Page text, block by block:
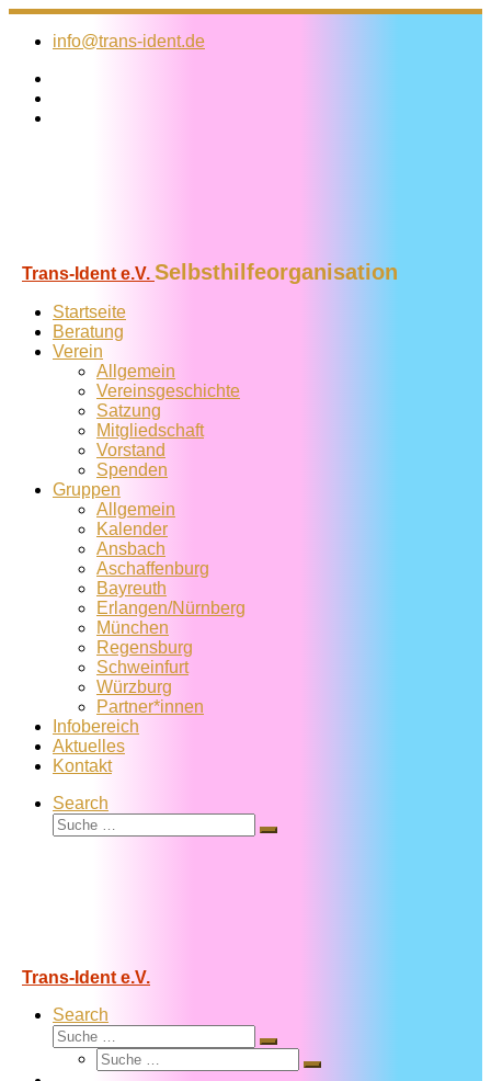
Zum
Inhalt
info@trans-ident.de
Trans-Ident e.V. Selbsthilfeorganisation
Startseite
Beratung
Verein
Allgemein
Vereins­geschichte
Satzung
Mitglied­schaft
Vorstand
Spenden
Gruppen
Allgemein
Kalender
Ansbach
Aschaffenburg
Bayreuth
Erlangen/Nürnberg
München
Regensburg
Schweinfurt
Würzburg
Partner*innen
Infobereich
Aktuelles
Kontakt
Search
Suche
Suche
Trans-Ident e.V.
Search
Suche
Suche
Suche
Suche